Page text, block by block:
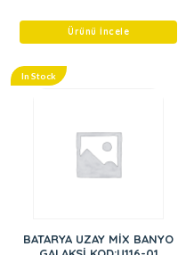
of
Ürünü İncele
In Stock
BATARYA UZAY MİX BANYO